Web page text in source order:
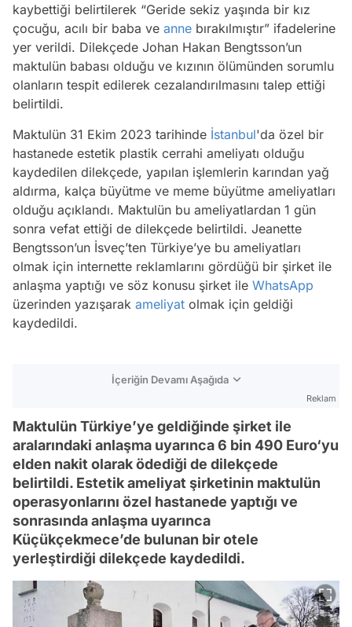
kaybettiği belirtilerek “Geride sekiz yaşında bir kız
çocuğu, acılı bir baba ve anne bırakılmıştır” ifadelerine
yer verildi. Dilekçede Johan Hakan Bengtsson’un
maktulün babası olduğu ve kızının ölümünden sorumlu
olanların tespit edilerek cezalandırılmasını talep ettiği
belirtildi.
Maktulün 31 Ekim 2023 tarihinde İstanbul'da özel bir
hastanede estetik plastik cerrahi ameliyatı olduğu
kaydedilen dilekçede, yapılan işlemlerin karından yağ
aldırma, kalça büyütme ve meme büyütme ameliyatları
olduğu açıklandı. Maktulün bu ameliyatlardan 1 gün
sonra vefat ettiği de dilekçede belirtildi. Jeanette
Bengtsson’un İsveç’ten Türkiye’ye bu ameliyatları
olmak için internette reklamlarını gördüğü bir şirket ile
anlaşma yaptığı ve söz konusu şirket ile WhatsApp
üzerinden yazışarak ameliyat olmak için geldiği
kaydedildi.
İçeriğin Devamı Aşağıda
Reklam
Maktulün Türkiye’ye geldiğinde şirket ile
aralarındaki anlaşma uyarınca 6 bin 490 Euro‘yu
elden nakit olarak ödediği de dilekçede
belirtildi. Estetik ameliyat şirketinin maktulün
operasyonlarını özel hastanede yaptığı ve
sonrasında anlaşma uyarınca
Küçükçekmece’de bulunan bir otele
yerleştirdiği dilekçede kaydedildi.